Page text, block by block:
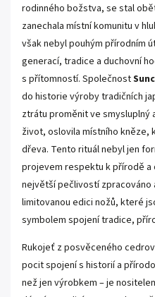
rodinného božstva, se stal
zanechala místní komunitu v
však nebyl pouhým přírodním
generací, tradice a duchovní
s přítomností. Společnost
do historie výroby tradičních
ztrátu proměnit ve smysluplný
život, oslovila místního
dřeva. Tento rituál nebyl jen
projevem respektu k přírodě a
největší pečlivostí
limitovanou edici nožů, které
symbolem spojení tradice,
Rukojeť z posvěceného
pocit spojení s historií a
než jen výrobkem – je